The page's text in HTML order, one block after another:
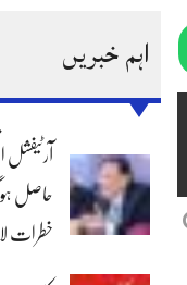
اہم خبریں
آرٹیفشل
خطرات